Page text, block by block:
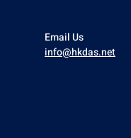
Email Us
info@hkdas.net